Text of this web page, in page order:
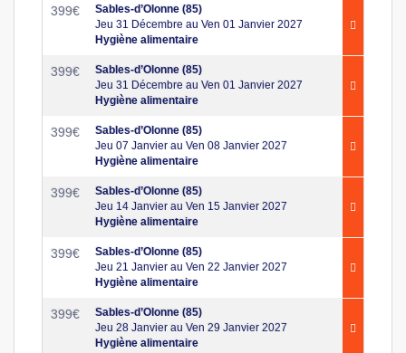
399€
Sables-d’Olonne (85)
Jeu 31 Décembre au Ven 01 Janvier 2027
Hygiène alimentaire
399€
Sables-d’Olonne (85)
Jeu 31 Décembre au Ven 01 Janvier 2027
Hygiène alimentaire
399€
Sables-d’Olonne (85)
Jeu 07 Janvier au Ven 08 Janvier 2027
Hygiène alimentaire
399€
Sables-d’Olonne (85)
Jeu 14 Janvier au Ven 15 Janvier 2027
Hygiène alimentaire
399€
Sables-d’Olonne (85)
Jeu 21 Janvier au Ven 22 Janvier 2027
Hygiène alimentaire
399€
Sables-d’Olonne (85)
Jeu 28 Janvier au Ven 29 Janvier 2027
Hygiène alimentaire